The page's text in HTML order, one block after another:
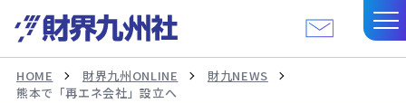
HOME 財界九州ONLINE
財九NEWS
熊本で「再エネ会社」設立へ